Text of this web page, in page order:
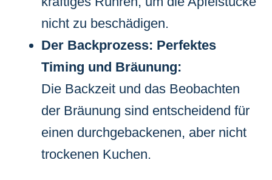
nicht zu beschädigen.
Der Backprozess: Perfektes
Timing und Bräunung:
Die Backzeit und das Beobachten
der Bräunung sind entscheidend für
einen durchgebackenen, aber nicht
trockenen Kuchen.